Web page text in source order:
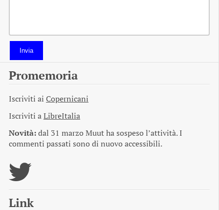
Invia
Promemoria
Iscriviti ai Copernicani
Iscriviti aLibreItalia
Novità:dal 31 marzo Muut ha sospeso l’attività. I
commenti passati sono di nuovo accessibili.
Link